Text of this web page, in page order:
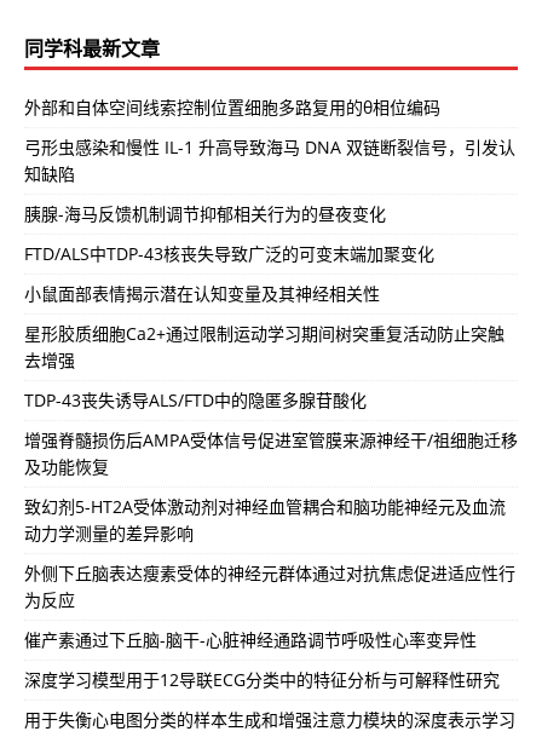
同学科最新文章
外部和自体空间线索控制位置细胞多路复用的θ相位编码
弓形虫感染和慢性 IL-1 升高导致海马 DNA 双链断裂信号，引发认
知缺陷
胰腺-海马反馈机制调节抑郁相关行为的昼夜变化
FTD/ALS中TDP-43核丧失导致广泛的可变末端加聚变化
小鼠面部表情揭示潜在认知变量及其神经相关性
星形胶质细胞Ca2+通过限制运动学习期间树突重复活动防止突触
去增强
TDP-43丧失诱导ALS/FTD中的隐匿多腺苷酸化
增强脊髓损伤后AMPA受体信号促进室管膜来源神经干/祖细胞迁移
及功能恢复
致幻剂5-HT2A受体激动剂对神经血管耦合和脑功能神经元及血流
动力学测量的差异影响
外侧下丘脑表达瘦素受体的神经元群体通过对抗焦虑促进适应性行
为反应
催产素通过下丘脑-脑干-心脏神经通路调节呼吸性心率变异性
深度学习模型用于12导联ECG分类中的特征分析与可解释性研究
用于失衡心电图分类的样本生成和增强注意力模块的深度表示学习